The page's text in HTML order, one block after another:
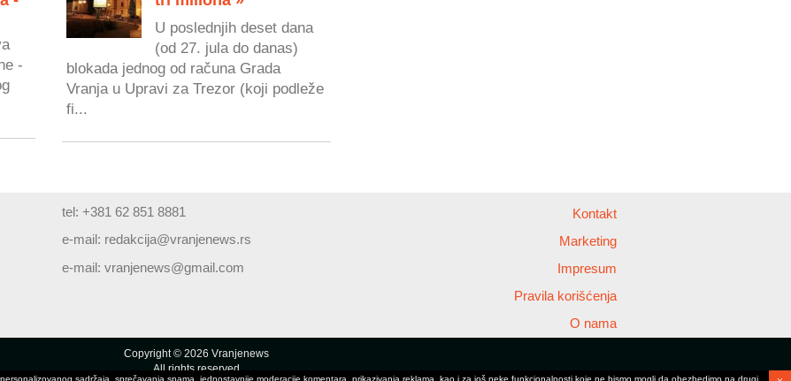
-
U poslednjih deset dana
(od 27. jula do danas)
blokada jednog od računa Grada
Vranja u Upravi za Trezor (koji podleže
fi...
tel: +381 62 851 8881
e-mail: redakcija@vranjenews.rs
e-mail:vranjenews@gmail.com
Kontakt
Marketing
Impresum
Pravila korišćenja
O nama
Copyright © 2026 Vranjenews
All rights reserved
sadržaja, sprečavanja spama, jednostavnije moderacije komentara, prikazivanja reklama, kao i za još neke funkcionalnosti koje ne bismo mogli da obezbedimo na drugi